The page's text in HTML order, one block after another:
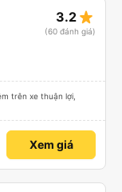
3.2 star_rate
(60 đánh giá)
trên xe thuận lợi,
Xem giá